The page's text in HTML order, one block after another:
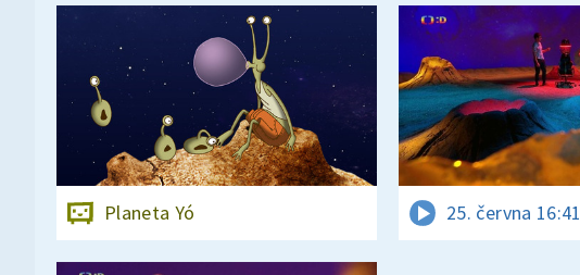
Planeta Yó 25. června 16:41